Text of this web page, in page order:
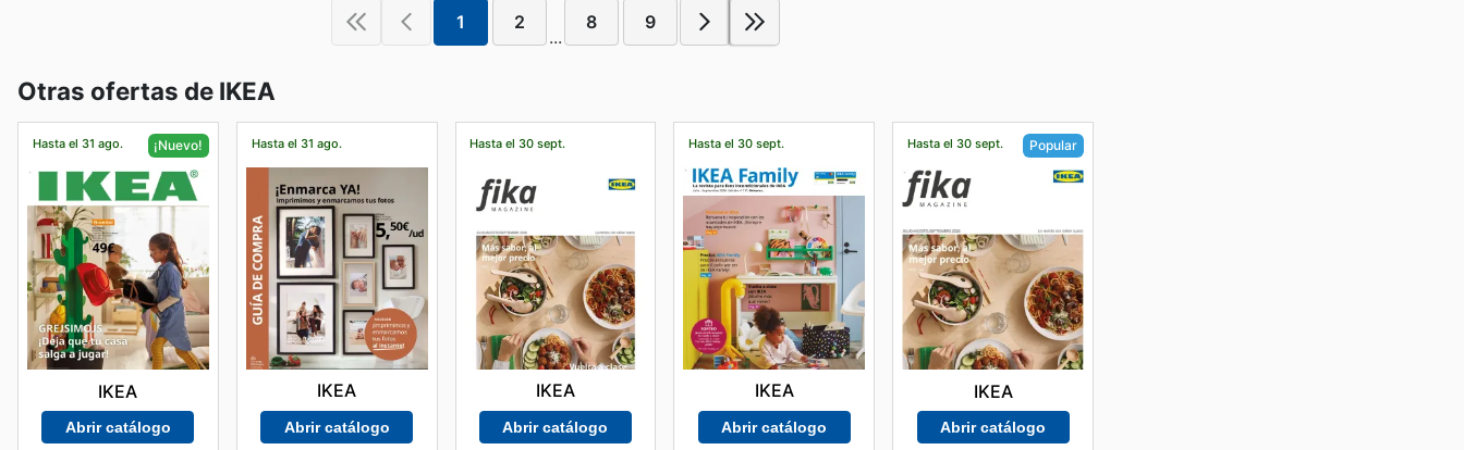
1 2
...
8 9
Otras ofertas de IKEA
Hasta el 31 ago. ¡Nuevo!
IKEA
Abrir catálogo
Hasta el 31 ago.
IKEA
Abrir catálogo
Hasta el 30 sept.
IKEA
Abrir catálogo
Hasta el 30 sept.
IKEA
Abrir catálogo
Hasta el 30 sept. Popular
IKEA
Abrir catálogo